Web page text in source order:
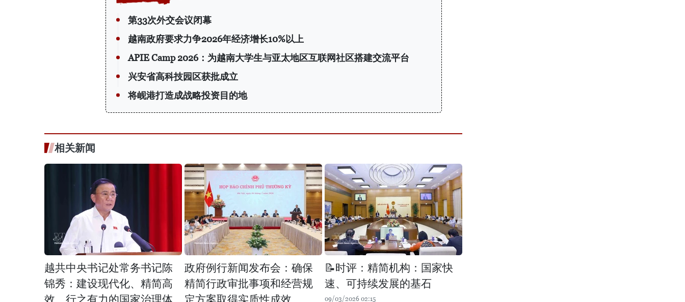
第33次外交会议闭幕
越南政府要求力争2026年经济增长10%以上
APIE Camp 2026：为越南大学生与亚太地区互联网社区搭建交流平台
兴安省高科技园区获批成立
将岘港打造成战略投资目的地
相关新闻
越共中央书记处常务书记陈
锦秀：建设现代化、精简高
效、行之有力的国家治理体
政府例行新闻发布会：确保
精简行政审批事项和经营规
定方案取得实质性成效
📝时评：精简机构：国家快
速、可持续发展的基石
09/03/2026 02:15